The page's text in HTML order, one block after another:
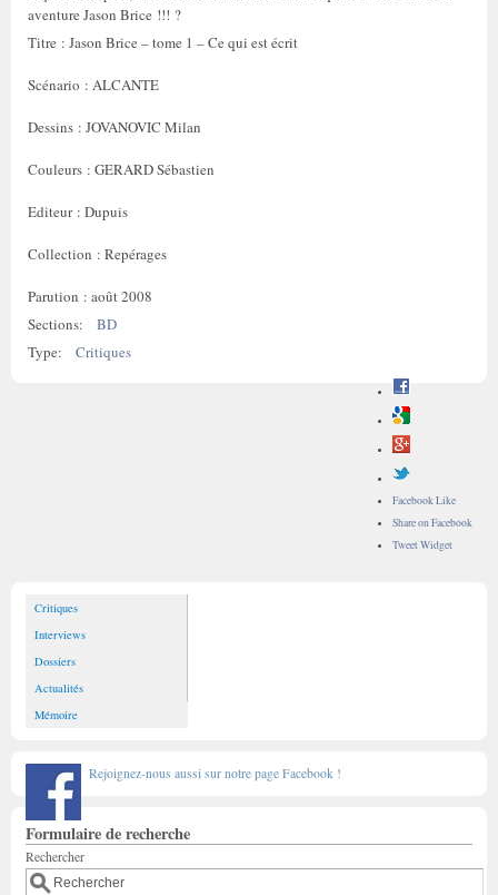
aventure Jason Brice !!! ?
Titre : Jason Brice – tome 1 – Ce qui est écrit
Scénario : ALCANTE
Dessins : JOVANOVIC Milan
Couleurs : GERARD Sébastien
Editeur : Dupuis
Collection : Repérages
Parution : août 2008
Sections:
BD
Type:
Critiques
Facebook Like
Share on Facebook
Tweet Widget
Critiques
Interviews
Dossiers
Actualités
Mémoire
Rejoignez-nous aussi sur notre page Facebook !
Formulaire de recherche
Rechercher